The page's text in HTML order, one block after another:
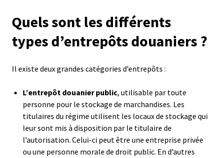
Quels sont les différents
types d’entrepôts douaniers ?
Il existe deux grandes catégories d’entrepôts :
L’entrepôt douanier public, utilisable par toute
personne pour le stockage de marchandises. Les
titulaires du régime utilisent les locaux de stockage qui
leur sont mis à disposition par le titulaire de
l’autorisation. Celui-ci peut être une entreprise privée
ou une personne morale de droit public. En d’autres